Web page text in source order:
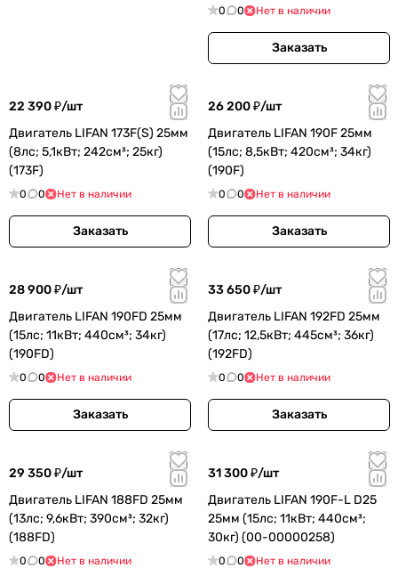
0 0 Нет в наличии
Заказать
22 390 ₽/шт
Двигатель LIFAN 173F(S) 25мм
(8лс; 5,1кВт; 242см³; 25кг)
(173F)
0 0 Нет в наличии
Заказать
26 200 ₽/шт
Двигатель LIFAN 190F 25мм
(15лс; 8,5кВт; 420см³; 34кг)
(190F)
0 0 Нет в наличии
Заказать
28 900 ₽/шт
Двигатель LIFAN 190FD 25мм
(15лс; 11кВт; 440см³; 34кг)
(190FD)
0 0 Нет в наличии
Заказать
33 650 ₽/шт
Двигатель LIFAN 192FD 25мм
(17лс; 12,5кВт; 445см³; 36кг)
(192FD)
0 0 Нет в наличии
Заказать
29 350 ₽/шт
Двигатель LIFAN 188FD 25мм
(13лс; 9,6кВт; 390см³; 32кг)
(188FD)
0 0 Нет в наличии
31 300 ₽/шт
Двигатель LIFAN 190F-L D25
25мм (15лс; 11кВт; 440см³;
30кг) (00-00000258)
0 0 Нет в наличии